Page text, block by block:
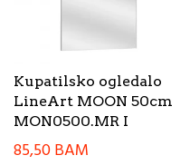
Kupatilsko ogledalo
LineArt MOON 50cm
MON0500.MR I
85,50BAM